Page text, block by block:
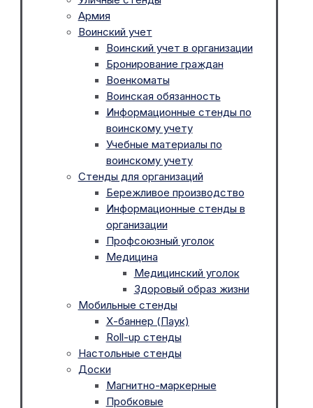
Армия
Воинский учет
Воинский учет в организации
Бронирование граждан
Военкоматы
Воинская обязанность
Информационные стенды по
воинскому учету
Учебные материалы по
воинскому учету
Стенды для организаций
Бережливое производство
Информационные стенды в
организации
Профсоюзный уголок
Медицина
Медицинский уголок
Здоровый образ жизни
Мобильные стенды
Х-баннер (Паук)
Roll-up стенды
Настольные стенды
Доски
Магнитно-маркерные
Пробковые